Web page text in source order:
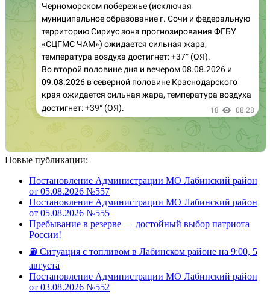
Новые публикации:
Постановление Администрации МО Лабинский район
от 05.08.2026 №557
Постановление Администрации МО Лабинский район
от 05.08.2026 №555
Пребывание в резерве — достойный выбор патриота
России!
⛽️ Ситуация с топливом в Лабинском районе на 9:00, 5
августа
Постановление Администрации МО Лабинский район
от 03.08.2026 №552